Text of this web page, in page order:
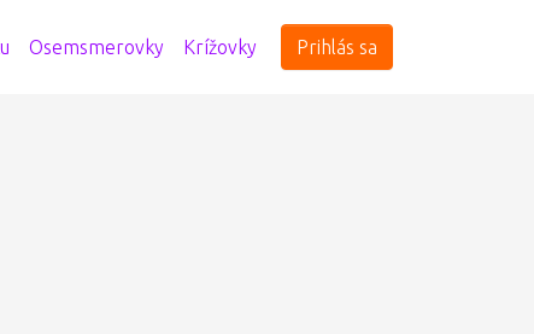
Osemsmerovky Krížovky Prihlás sa